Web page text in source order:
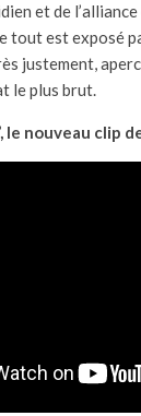
et de
tout est exposé
justement,
le plus brut.
le nouveau clip